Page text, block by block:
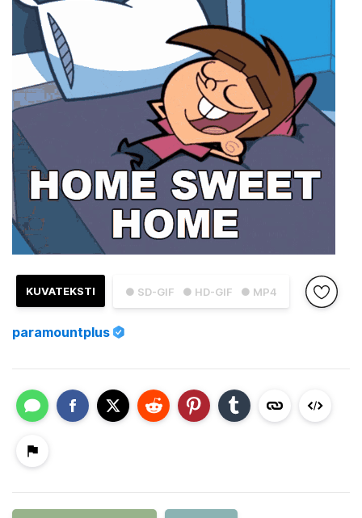
● SD-GIF ● HD-GIF ● MP4
KUVATEKSTI
paramountplus